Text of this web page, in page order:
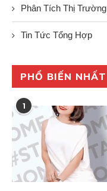
Phân Tích Thị Trường
Tin Tức Tổng Hợp
PHỔ BIẾN NHẤT
1